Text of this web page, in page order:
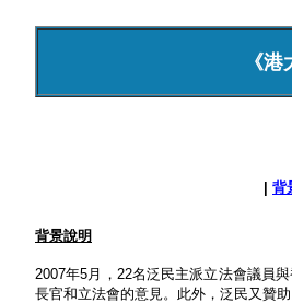
《
背
背景說明
2007年5月，22名泛民主派立法會議員
長官和立法會的意見。此外，泛民又贊